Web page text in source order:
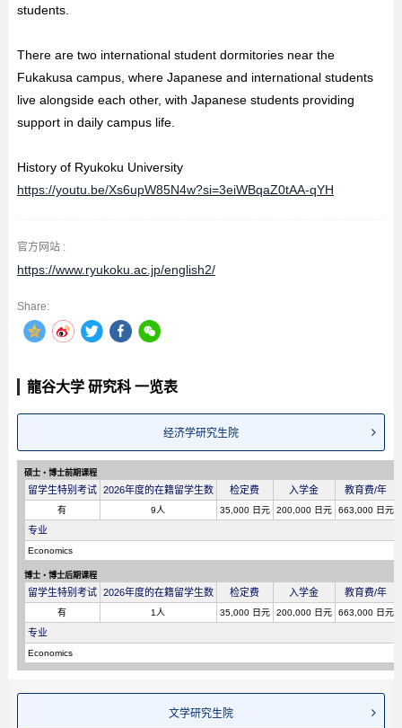
students.
There are two international student dormitories near the
Fukakusa campus, where Japanese and international students
live alongside each other, with Japanese students providing
support in daily campus life.
History of Ryukoku University
https://youtu.be/Xs6upW85N4w?si=3eiWBqaZ0tAA-qYH
官方网站 :
https://www.ryukoku.ac.jp/english2/
Share:
龍谷大学 研究科 一览表
经济学研究生院
硕士・博士前期课程
留学生特别考试 2026年度的在籍留学生数 检定费 入学金 教育费/年
有 9人 35,000 日元 200,000 日元 663,000 日元
专业
Economics
博士・博士后期课程
留学生特别考试 2026年度的在籍留学生数 检定费 入学金 教育费/年
有 1人 35,000 日元 200,000 日元 663,000 日元
专业
Economics
文学研究生院